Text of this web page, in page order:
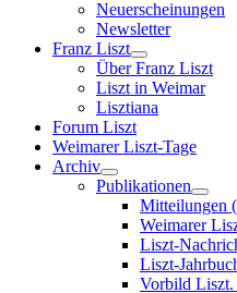
Neuerscheinungen
Newsletter
Franz Liszt
Über Franz Liszt
Liszt in Weimar
Lisztiana
Forum Liszt
Weimarer Liszt-Tage
Archiv
Publikationen
Mitteilungen
Weimarer
Liszt-
Liszt-
Vorbild